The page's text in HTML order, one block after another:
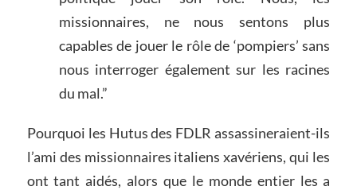
missionnaires, ne nous sentons plus
capables de jouer le rôle de ‘pompiers’ sans
nous interroger également sur les racines
du mal.”
Pourquoi les Hutus des FDLR assassineraient-ils
l’ami des missionnaires italiens xavériens, qui les
ont tant aidés, alors que le monde entier les a